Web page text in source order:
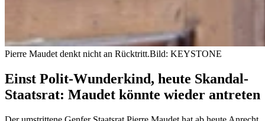
Pierre Maudet denkt nicht an Rücktritt.Bild: KEYSTONE
Einst Polit-Wunderkind, heute Skandal-
Staatsrat: Maudet könnte wieder antreten